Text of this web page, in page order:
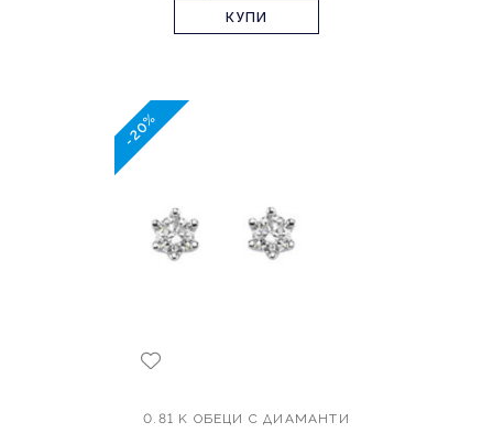
КУПИ
-20%
0.81 K ОБЕЦИ С ДИАМАНТИ